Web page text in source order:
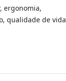
ergonomia,
qualidade de vida